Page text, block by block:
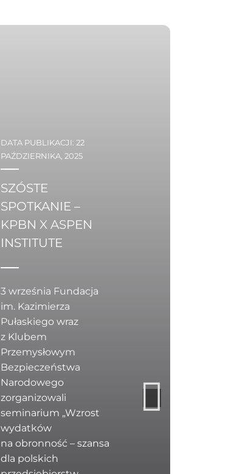
DATA PUBLIKACJI: 22
PAŹDZIERNIKA, 2025
SZÓSTE
SPOTKANIE –
KPBN X ASPEN
INSTITUTE
3 września Fundacja
im. Kazimierza
Pułaskiego wraz
z Klubem
Przemysłowym
Bezpieczeństwa
Narodowego
zorganizowali
seminarium „Wzrost
wydatków
na obronność – szansa
dla polskich